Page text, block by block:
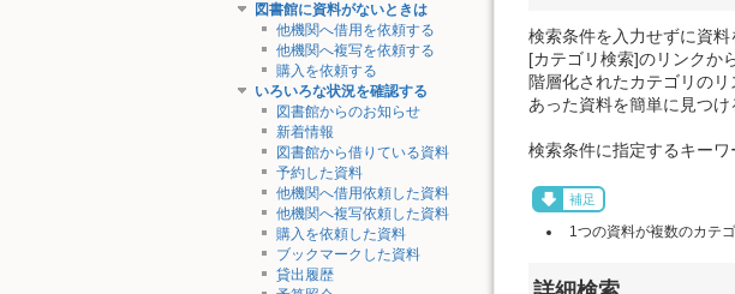
図書館に資料がないときは
他機関へ借用を依頼する
他機関へ複写を依頼する
購入を依頼する
いろいろな状況を確認する
図書館からのお知らせ
新着情報
図書館から借りている資料
予約した資料
他機関へ借用依頼した資料
他機関へ複写依頼した資料
購入を依頼した資料
ブックマークした資料
貸出履歴
検索条件を入力せずに資料
[カテゴリ検索]のリンクか
階層化されたカテゴリの
あった資料を簡単に見つけ
検索条件に指定するキーワ
補足
1つの資料が複数のカテ